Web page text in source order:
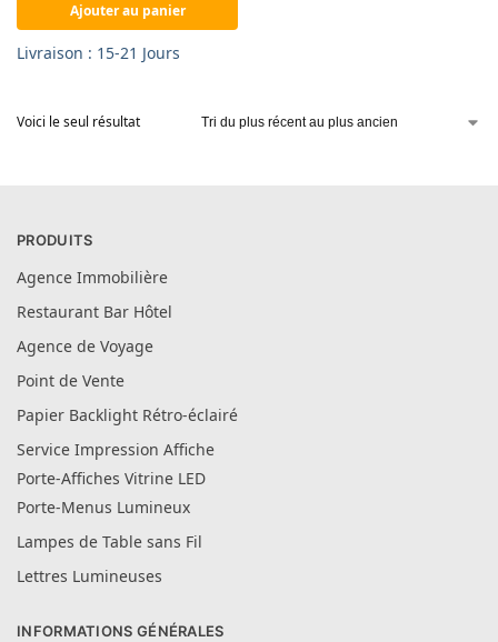
Ajouter au panier
Livraison : 15-21 Jours
Voici le seul résultat
PRODUITS
Agence Immobilière
Restaurant Bar Hôtel
Agence de Voyage
Point de Vente
Papier Backlight Rétro-éclairé
Service Impression Affiche
Porte-Affiches Vitrine LED
Porte-Menus Lumineux
Lampes de Table sans Fil
Lettres Lumineuses
INFORMATIONS GÉNÉRALES